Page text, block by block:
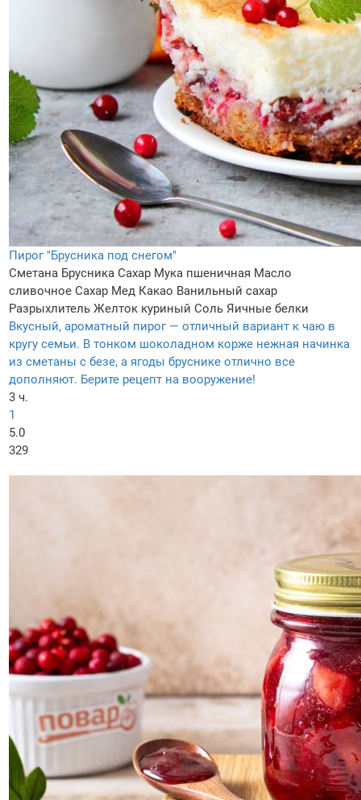
Пирог "Брусника под снегом"
Сметана Брусника Сахар Мука пшеничная Масло
сливочное Сахар Мед Какао Ванильный сахар
Разрыхлитель Желток куриный Соль Яичные белки
Вкусный, ароматный пирог — отличный вариант к чаю в
кругу семьи. В тонком шоколадном корже нежная начинка
из сметаны с безе, а ягоды бруснике отлично все
дополняют. Берите рецепт на вооружение!
3 ч.
1
5.0
329